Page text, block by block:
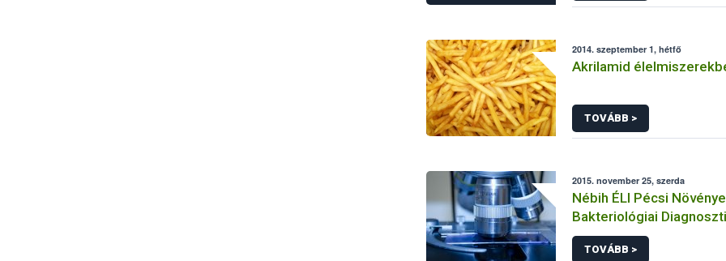
adatkezeléséhez
2014. szeptember 1, hétfő
Akrilamid
TOVÁBB >
2015. november 25, szerda
Nébih ÉLI Pécsi
Bakteriológiai
Referencia Laboratórium
TOVÁBB >